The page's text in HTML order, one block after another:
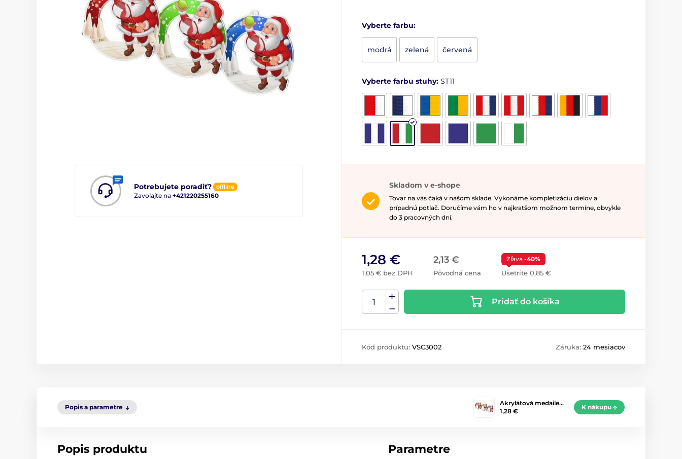
Potrebujete poradiť? offline
Zavolajte na +421220255160
Vyberte farbu:
modrá zelená červená
Vyberte farbu stuhy: ST11
Skladom v e-shope
Tovar na vás čaká v našom sklade. Vykonáme kompletizáciu dielov a
prípadnú potlač. Doručíme vám ho v najkratšom možnom termíne, obvykle
do 3 pracovných dní.
2,13 €
Pôvodná cena
1,28 €
1,05 € bez DPH
Zľava -40%
Ušetríte 0,85 €
Pridať do košíka
Kód produktu: VSC3002 Záruka: 24 mesiacov
Popis a parametre
Akrylátová medaile…
1,28 €
K nákupu
Popis produktu Parametre